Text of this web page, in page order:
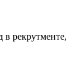
рекрутменте,